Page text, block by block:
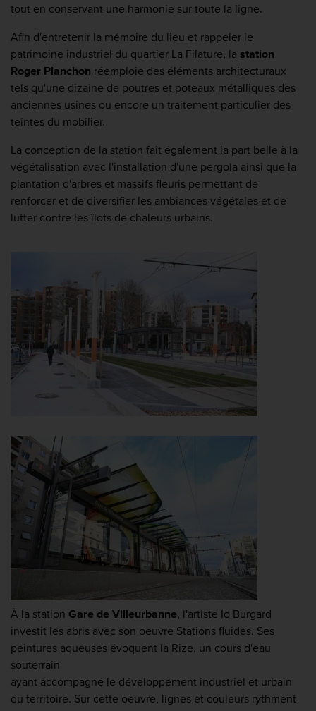
tout en conservant une harmonie sur toute la ligne.
Afin d'entretenir la mémoire du lieu et rappeler le
patrimoine industriel du quartier La Filature, la station
Roger Planchon réemploie des éléments architecturaux
tels qu'une dizaine de poutres et poteaux métalliques des
anciennes usines ou encore un traitement particulier des
teintes du mobilier.
La conception de la station fait également la part belle à la
végétalisation avec l'installation d'une pergola ainsi que la
plantation d'arbres et massifs fleuris permettant de
renforcer et de diversifier les ambiances végétales et de
lutter contre les îlots de chaleurs urbains.
À la station Gare de Villeurbanne, l'artiste Io Burgard
investit les abris avec son oeuvre Stations fluides. Ses
peintures aqueuses évoquent la Rize, un cours d'eau
souterrain
ayant accompagné le développement industriel et urbain
du territoire. Sur cette oeuvre, lignes et couleurs rythment